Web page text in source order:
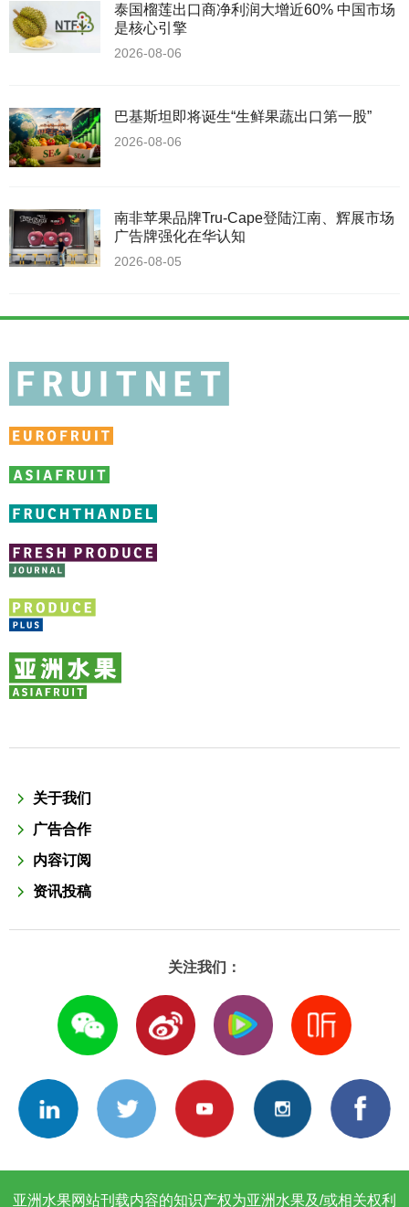
泰国榴莲出口商净利润大增近60% 中国市场
是核心引擎
2026-08-06
巴基斯坦即将诞生“生鲜果蔬出口第一股”
2026-08-06
南非苹果品牌Tru-Cape登陆江南、辉展市场
广告牌强化在华认知
2026-08-05
关于我们
广告合作
内容订阅
资讯投稿
关注我们：
亚洲水果网站刊载内容的知识产权为亚洲水果及/或相关权利